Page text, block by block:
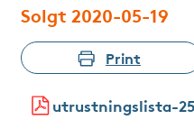
Solgt 2020-05-19
Print
utrustningslista-